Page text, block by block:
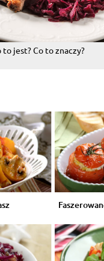
jest? Co to znaczy?